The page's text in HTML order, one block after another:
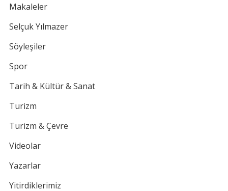
Makaleler
Selçuk Yılmazer
Söyleşiler
Spor
Tarih & Kültür & Sanat
Turizm
Turizm & Çevre
Videolar
Yazarlar
Yitirdiklerimiz